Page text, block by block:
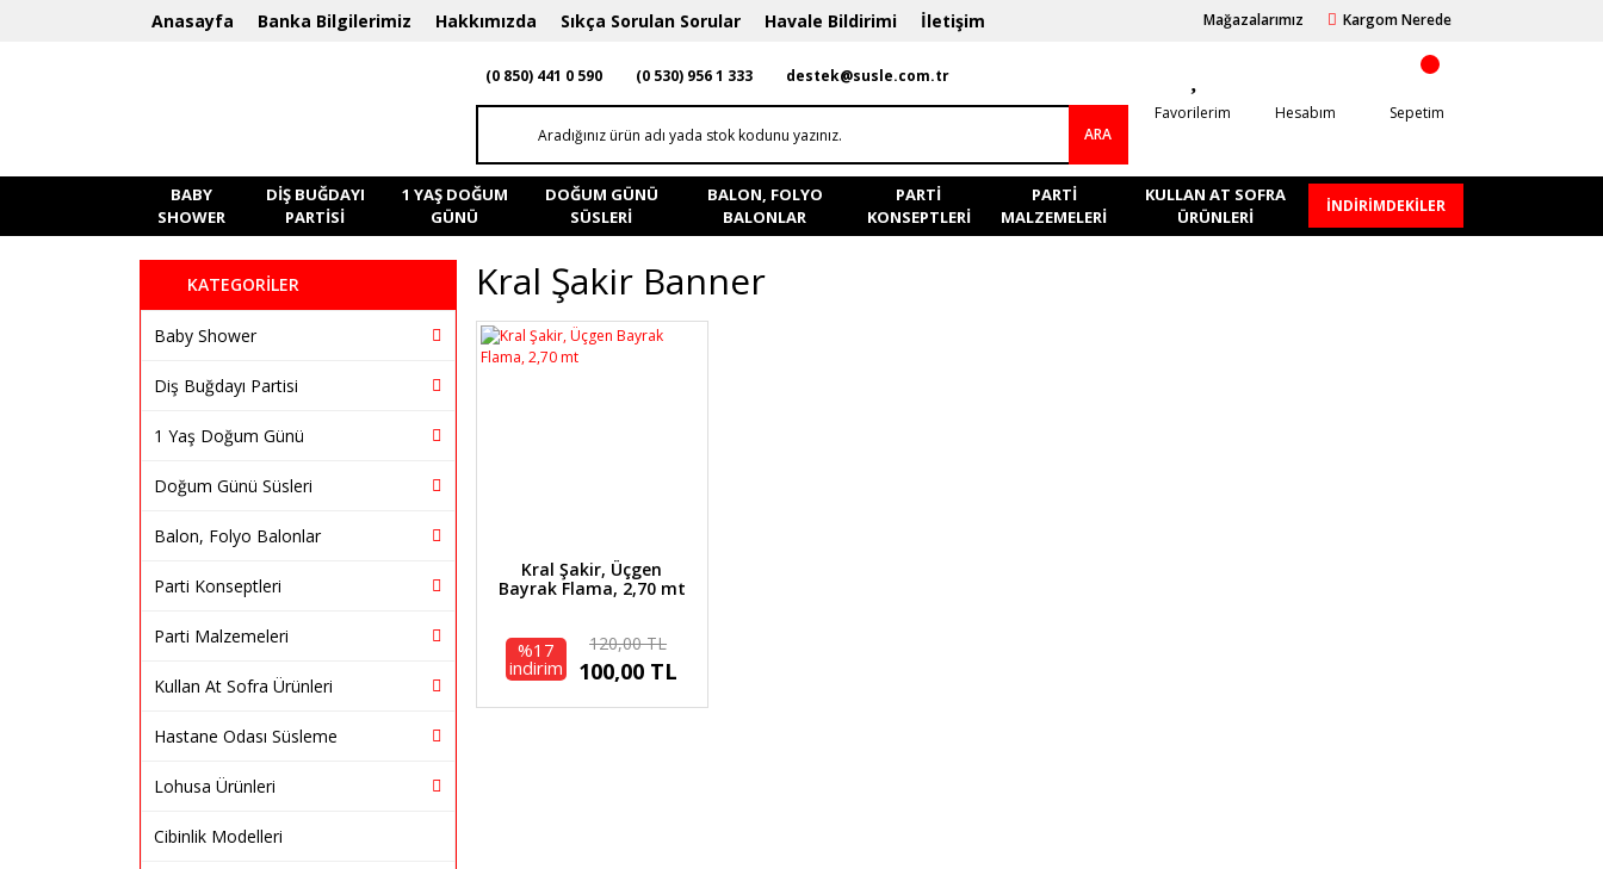
Anasayfa Banka Bilgilerimiz Hakkımızda Sıkça Sorulan Sorular Havale Bildirimi İletişim Mağazalarımız Kargom Nerede
(0 850) 441 0 590 (0 530) 956 1 333 destek@susle.com.tr
ARA
Favorilerim Hesabım Sepetim
BABY
SHOWER
DIŞ BUĞDAYI
PARTISI
1 YAŞ DOĞUM
GÜNÜ
DOĞUM GÜNÜ
SÜSLERI
BALON, FOLYO
BALONLAR
PARTI
KONSEPTLERI
PARTI
MALZEMELERI
KULLAN AT SOFRA
ÜRÜNLERI
İNDİRİMDEKİLER
KATEGORİLER
Baby Shower
Diş Buğdayı Partisi
1 Yaş Doğum Günü
Doğum Günü Süsleri
Balon, Folyo Balonlar
Parti Konseptleri
Parti Malzemeleri
Kullan At Sofra Ürünleri
Hastane Odası Süsleme
Lohusa Ürünleri
Cibinlik Modelleri
Kral Şakir Banner
Kral Şakir, Üçgen
Bayrak Flama, 2,70 mt
%17
indirim
120,00 TL
100,00 TL